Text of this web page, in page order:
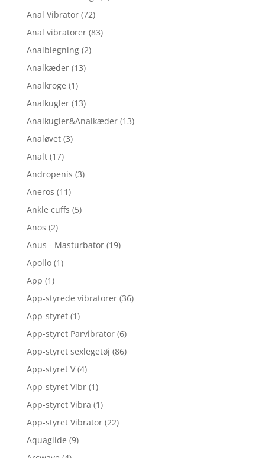
Anal Vibrator (72)
Anal vibratorer (83)
Analblegning (2)
Analkæder (13)
Analkroge (1)
Analkugler (13)
Analkugler&Analkæder (13)
Analøvet (3)
Analt (17)
Andropenis (3)
Aneros (11)
Ankle cuffs (5)
Anos (2)
Anus - Masturbator (19)
Apollo (1)
App (1)
App-styrede vibratorer (36)
App-styret (1)
App-styret Parvibrator (6)
App-styret sexlegetøj (86)
App-styret V (4)
App-styret Vibr (1)
App-styret Vibra (1)
App-styret Vibrator (22)
Aquaglide (9)